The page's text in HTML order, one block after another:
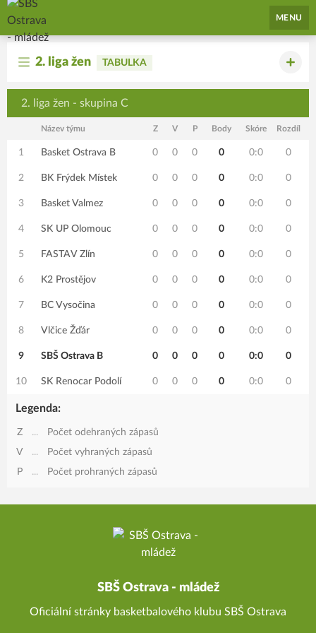
SBŠ Ostrava - mládež
MENU
2. liga žen TABULKA
2. liga žen - skupina C
Název týmu Z V P Body Skóre Rozdíl
1 Basket Ostrava B 0 0 0 0 0:0 0
2 BK Frýdek Místek 0 0 0 0 0:0 0
3 Basket Valmez 0 0 0 0 0:0 0
4 SK UP Olomouc 0 0 0 0 0:0 0
5 FASTAV Zlín 0 0 0 0 0:0 0
6 K2 Prostějov 0 0 0 0 0:0 0
7 BC Vysočina 0 0 0 0 0:0 0
8 Vlčice Žďár 0 0 0 0 0:0 0
9 SBŠ Ostrava B 0 0 0 0 0:0 0
10 SK Renocar Podolí 0 0 0 0 0:0 0
Legenda:
Z ...
Počet odehraných zápasů
V
...
Počet vyhraných zápasů
P
... Počet prohraných zápasů
SBŠ Ostrava - mládež
Oficiální stránky basketbalového klubu SBŠ Ostrava